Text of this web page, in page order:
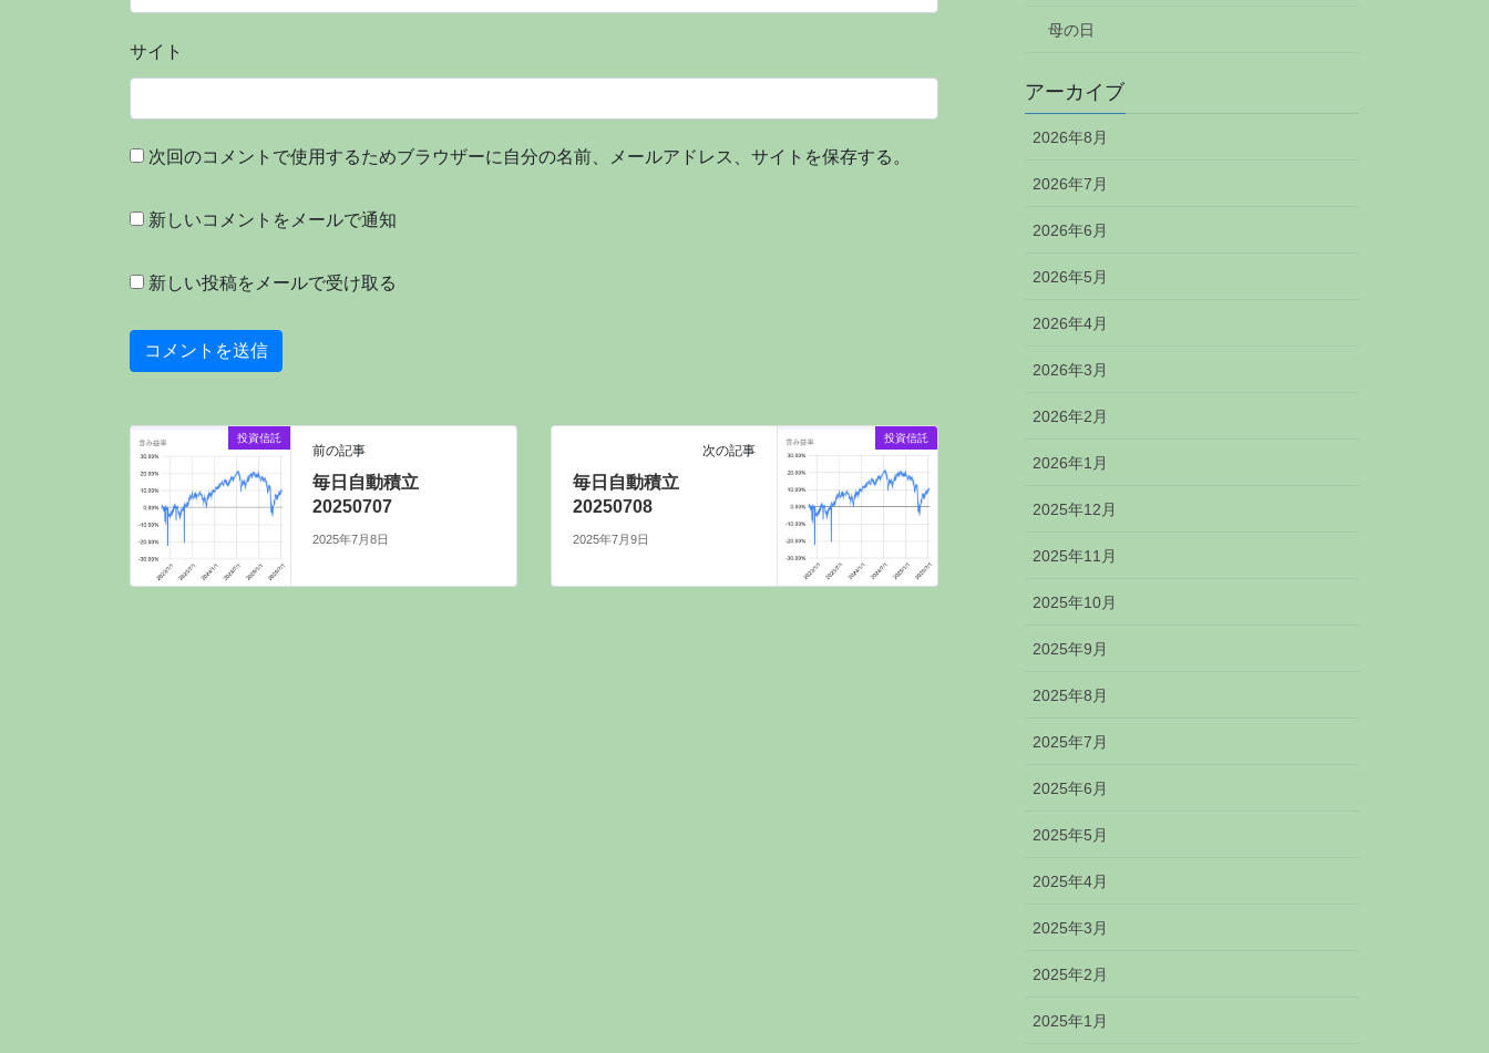
サイト
次回のコメントで使用するためブラウザーに自分の名前、メールアドレス、サイトを保存する。
新しいコメントをメールで通知
新しい投稿をメールで受け取る
投資信託
前の記事
毎日自動積立
20250707
2025年7月8日
投資信託
次の記事
毎日自動積立
20250708
2025年7月9日
母の日
アーカイブ
2026年8月
2026年7月
2026年6月
2026年5月
2026年4月
2026年3月
2026年2月
2026年1月
2025年12月
2025年11月
2025年10月
2025年9月
2025年8月
2025年7月
2025年6月
2025年5月
2025年4月
2025年3月
2025年2月
2025年1月